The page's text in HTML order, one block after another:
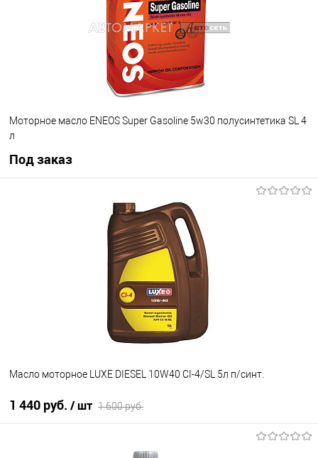
Моторное масло ENEOS Super Gasoline 5w30 полусинтетика SL 4
л
Под заказ
Под заказ
Под заказ
Масло моторное LUXE DIESEL 10W40 CI-4/SL 5л п/синт.
1 440 руб. / шт 1 600 руб.